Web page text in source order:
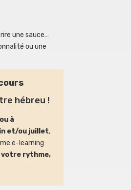
une sauce…
ou une
hébreu !
à
et/ou juillet,
e-learning
votre rythme,